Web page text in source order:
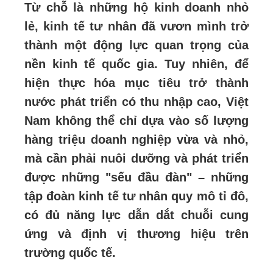
Từ chỗ là những hộ kinh doanh nhỏ
lẻ, kinh tế tư nhân đã vươn mình trở
thành một động lực quan trọng của
nền kinh tế quốc gia. Tuy nhiên, để
hiện thực hóa mục tiêu trở thành
nước phát triển có thu nhập cao, Việt
Nam không thể chỉ dựa vào số lượng
hàng triệu doanh nghiệp vừa và nhỏ,
mà cần phải nuôi dưỡng và phát triển
được những "sếu đầu đàn" – những
tập đoàn kinh tế tư nhân quy mô tỉ đô,
có đủ năng lực dẫn dắt chuỗi cung
ứng và định vị thương hiệu trên
trường quốc tế.